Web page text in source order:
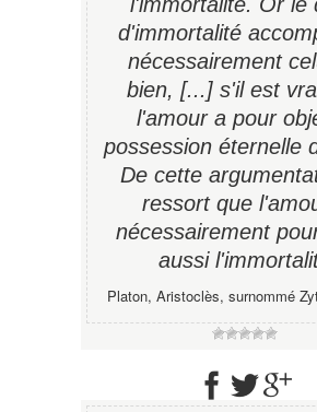
d'immortalité
nécessairement
bien, [...] s'il est
l'amour a pour
possession éternelle
De cette
ressort que
nécessairement
aussi
Platon, Aristoclès, surnommé